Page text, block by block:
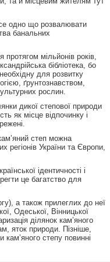
одно що розвалювати
банальних
протягом мільйонів років,
бібліотека, бо
для розвитку
ґрунтознавством,
рослин.
дикої степової природи
як місце відпочинку і
степ можна
регіонів України та Європи,
ідентичності і
це багатство для
а також прилеглих до неї
Одеської, Вінницької
ділянок кам’яного
яток природи. Пізніше,
кам’яного степу повинні